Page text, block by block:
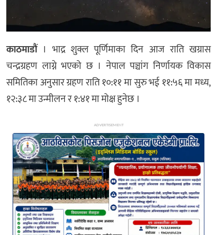
काठमाडौं। भाद्र शुक्ल पूर्णिमाका दिन आज राति खग्रास
चन्द्रग्रहण लाग्ने भएको छ । नेपाल पञ्चांग निर्णायक विकास
समितिका अनुसार ग्रहण राति १०:११ मा सुरु भई ११:५६ मा मध्य,
१२:३८ मा उन्मीलन र १:४१ मा मोक्ष हुनेछ ।
ADVERTISEMENT